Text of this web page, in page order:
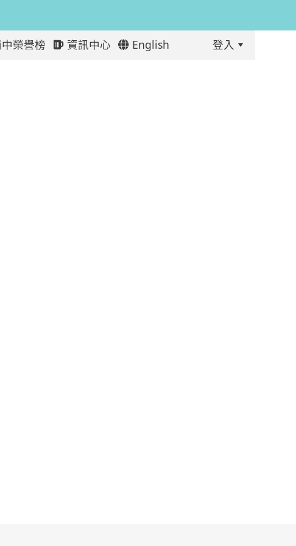
中榮譽榜 資訊中心 English 登入
議代碼 !!!